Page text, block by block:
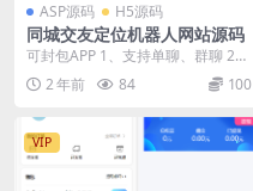
ASP源码 H5源码
同城交友定位机器人网站源码
可封包APP 1、支持单聊、群聊 2、
支持发动态，类似朋友圈 3、支持
附近的人导...
2 年前 84 100
VIP